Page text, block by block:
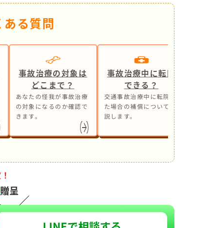
る質問
事故治療の対象は
どこまで？
あなたの怪我が事故治療
の対象になるのか確認で
きます。
事故治療中に転院
できる？
交通事故治療中に転院し
た場合の補償について解
説します。
贈呈
／